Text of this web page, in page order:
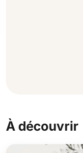
À découvrir